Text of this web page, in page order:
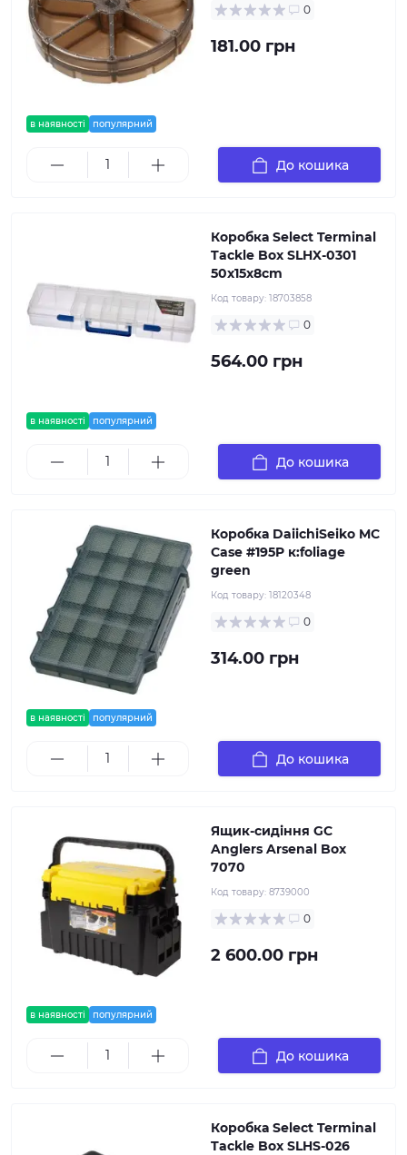
в наявності популярний
0
181.00 грн
До кошика
в наявності популярний
Коробка Select Terminal
Tackle Box SLHX-0301
50х15х8cm
Код товару: 18703858
0
564.00 грн
До кошика
в наявності популярний
Коробка DaiichiSeiko MC
Case #195P к:foliage
green
Код товару: 18120348
0
314.00 грн
До кошика
в наявності популярний
Ящик-сидіння GC
Anglers Arsenal Box
7070
Код товару: 8739000
0
2 600.00 грн
До кошика
Коробка Select Terminal
Tackle Box SLHS-026